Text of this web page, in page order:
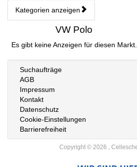
Kategorien anzeigen
Bedienhinweis: Navigieren Sie mit Tab
Rubrik:
VW Polo
Es gibt keine Anzeigen für diesen Markt.
Suchaufträge
AGB
Impressum
Kontakt
Datenschutz
Cookie-Einstellungen
Barrierefreiheit
Copyright © 2026 ,